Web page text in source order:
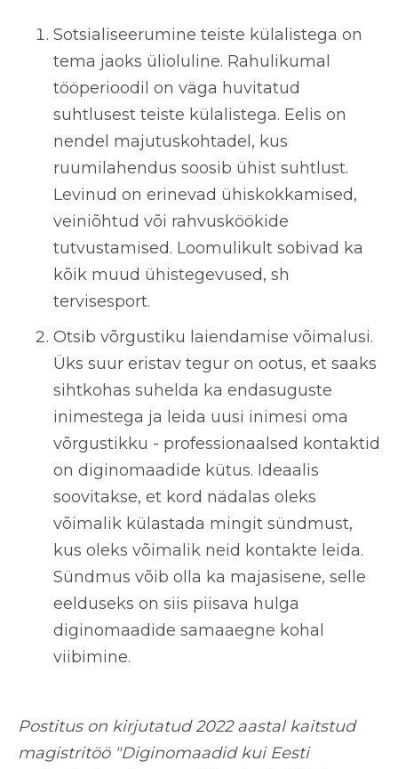
Sotsialiseerumine teiste külalistega on
tema jaoks ülioluline. Rahulikumal
tööperioodil on väga huvitatud
suhtlusest teiste külalistega. Eelis on
nendel majutuskohtadel, kus
ruumilahendus soosib ühist suhtlust.
Levinud on erinevad ühiskokkamised,
veiniõhtud või rahvusköökide
tutvustamised. Loomulikult sobivad ka
kõik muud ühistegevused, sh
tervisesport.
Otsib võrgustiku laiendamise võimalusi.
Üks suur eristav tegur on ootus, et saaks
sihtkohas suhelda ka endasuguste
inimestega ja leida uusi inimesi oma
võrgustikku - professionaalsed kontaktid
on diginomaadide kütus. Ideaalis
soovitakse, et kord nädalas oleks
võimalik külastada mingit sündmust,
kus oleks võimalik neid kontakte leida.
Sündmus võib olla ka majasisene, selle
eelduseks on siis piisava hulga
diginomaadide samaaegne kohal
viibimine.
Postitus on kirjutatud 2022 aastal kaitstud
magistritöö "Diginomaadid kui Eesti